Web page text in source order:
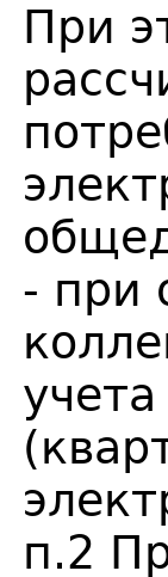
При
- при
п.2